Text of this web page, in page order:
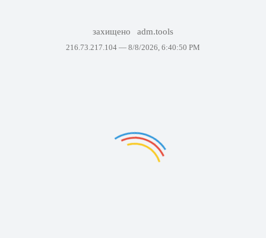
захищено adm.tools
216.73.217.104 — 8/8/2026, 6:40:50 PM